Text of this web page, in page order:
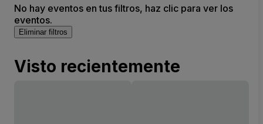
No hay eventos en tus filtros, haz clic para ver los
eventos.
Eliminar filtros
Visto recientemente